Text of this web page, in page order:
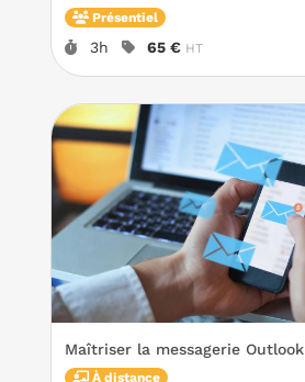
Présentiel
Durée :
3h Prix :
65 € HT
Maîtriser la messagerie Outlook
À distance